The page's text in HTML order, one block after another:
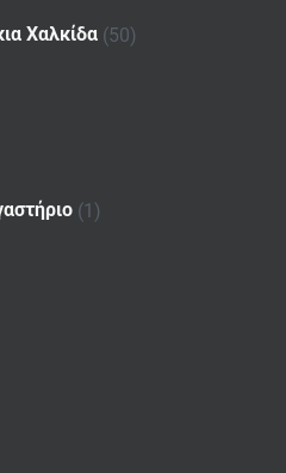
Χαλκίδα (50)
(1)